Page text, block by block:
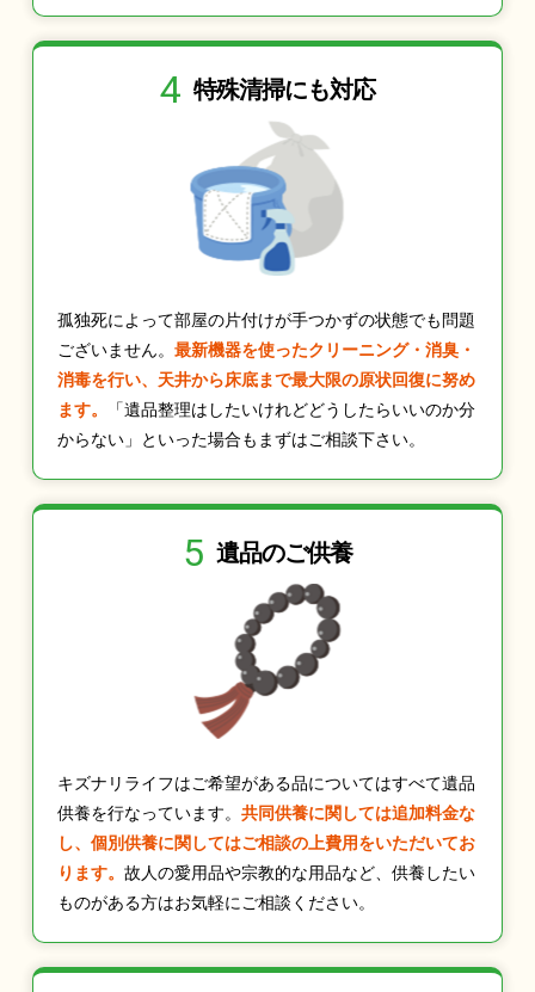
4 特殊清掃にも対応
孤独死によって部屋の片付けが手つかずの状態でも問題
ございません。 最新機器を使ったクリーニング・消臭・
消毒を行い、天井から床底まで最大限の原状回復に努め
ます。
「遺品整理はしたいけれどどうしたらいいのか分
からない」といった場合もまずはご相談下さい。
5 遺品のご供養
キズナリライフはご希望がある品についてはすべて遺品
供養を行なっています。 共同供養に関しては追加料金な
し、個別供養に関してはご相談の上費用をいただいてお
ります。 故人の愛用品や宗教的な用品など、供養したい
ものがある方はお気軽にご相談ください。